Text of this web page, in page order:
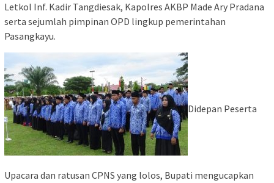
Letkol Inf. Kadir Tangdiesak, Kapolres AKBP Made Ary Pradana
serta sejumlah pimpinan OPD lingkup pemerintahan
Pasangkayu.
Didepan Peserta
Upacara dan ratusan CPNS yang lolos, Bupati mengucapkan